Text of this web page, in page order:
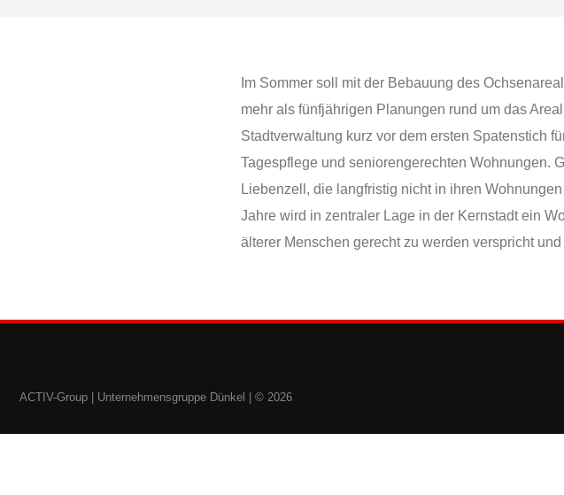
Im Sommer soll mit der Bebauung des
mehr als fünfjährigen Planungen rund um das
Stadtverwaltung kurz vor dem ersten Spatenstich
Tagespflege und seniorengerechten Wohnungen.
Liebenzell, die langfristig nicht in ihren
Jahre wird in zentraler Lage in der Kernstadt ein
älterer Menschen gerecht zu werden verspricht
ACTIV-Group | Unternehmensgruppe Dünkel | © 2026